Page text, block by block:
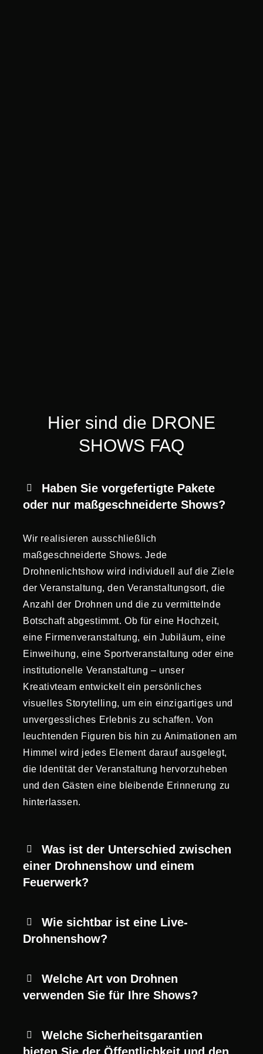
Hier sind die DRONE
SHOWS FAQ
Haben Sie vorgefertigte Pakete
oder nur maßgeschneiderte Shows?
Wir realisieren ausschließlich
maßgeschneiderte Shows. Jede
Drohnenlichtshow wird individuell auf die Ziele
der Veranstaltung, den Veranstaltungsort, die
Anzahl der Drohnen und die zu vermittelnde
Botschaft abgestimmt. Ob für eine Hochzeit,
eine Firmenveranstaltung, ein Jubiläum, eine
Einweihung, eine Sportveranstaltung oder eine
institutionelle Veranstaltung – unser
Kreativteam entwickelt ein persönliches
visuelles Storytelling, um ein einzigartiges und
unvergessliches Erlebnis zu schaffen. Von
leuchtenden Figuren bis hin zu Animationen am
Himmel wird jedes Element darauf ausgelegt,
die Identität der Veranstaltung hervorzuheben
und den Gästen eine bleibende Erinnerung zu
hinterlassen.
Was ist der Unterschied zwischen
einer Drohnenshow und einem
Feuerwerk?
Wie sichtbar ist eine Live-
Drohnenshow?
Welche Art von Drohnen
verwenden Sie für Ihre Shows?
Welche Sicherheitsgarantien